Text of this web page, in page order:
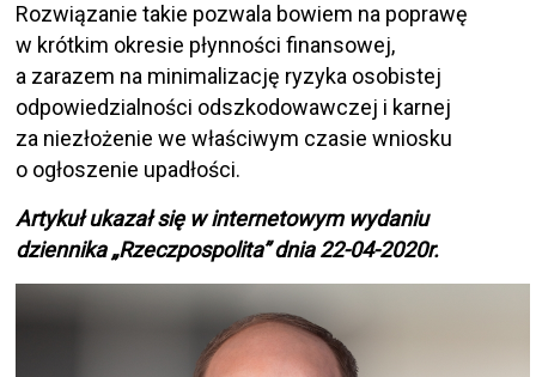
Rozwiązanie takie pozwala bowiem na poprawę
w krótkim okresie płynności finansowej,
a zarazem na minimalizację ryzyka osobistej
odpowiedzialności odszkodowawczej i karnej
za niezłożenie we właściwym czasie wniosku
o ogłoszenie upadłości.
Artykuł ukazał się w internetowym wydaniu
dziennika „Rzeczpospolita” dnia 22-04-2020r.